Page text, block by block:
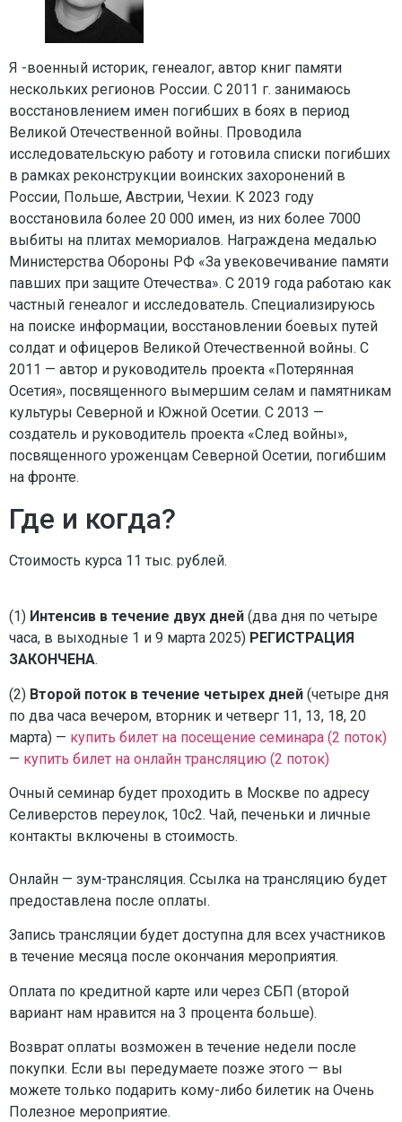
Я -военный историк, генеалог, автор книг памяти
нескольких регионов России. С 2011 г. занимаюсь
восстановлением имен погибших в боях в период
Великой Отечественной войны. Проводила
исследовательскую работу и готовила списки погибших
в рамках реконструкции воинских захоронений в
России, Польше, Австрии, Чехии. К 2023 году
восстановила более 20 000 имен, из них более 7000
выбиты на плитах мемориалов. Награждена медалью
Министерства Обороны РФ «За увековечивание памяти
павших при защите Отечества». С 2019 года работаю как
частный генеалог и исследователь. Специализируюсь
на поиске информации, восстановлении боевых путей
солдат и офицеров Великой Отечественной войны. С
2011 — автор и руководитель проекта «Потерянная
Осетия», посвященного вымершим селам и памятникам
культуры Северной и Южной Осетии. С 2013 —
создатель и руководитель проекта «След войны»,
посвященного уроженцам Северной Осетии, погибшим
на фронте.
Где и когда?
Стоимость курса 11 тыс. рублей.
(1) Интенсив в течение двух дней (два дня по четыре
часа, в выходные 1 и 9 марта 2025) РЕГИСТРАЦИЯ
ЗАКОНЧЕНА.
(2) Второй поток в течение четырех дней (четыре дня
по два часа вечером, вторник и четверг 11, 13, 18, 20
марта) — купить билет на посещение семинара (2 поток)
— купить билет на онлайн трансляцию (2 поток)
Очный семинар будет проходить в Москве по адресу
Селиверстов переулок, 10с2. Чай, печеньки и личные
контакты включены в стоимость.
Онлайн — зум-трансляция. Ссылка на трансляцию будет
предоставлена после оплаты.
Запись трансляции будет доступна для всех участников
в течение месяца после окончания мероприятия.
Оплата по кредитной карте или через СБП (второй
вариант нам нравится на 3 процента больше).
Возврат оплаты возможен в течение недели после
покупки. Если вы передумаете позже этого — вы
можете только подарить кому-либо билетик на Очень
Полезное мероприятие.